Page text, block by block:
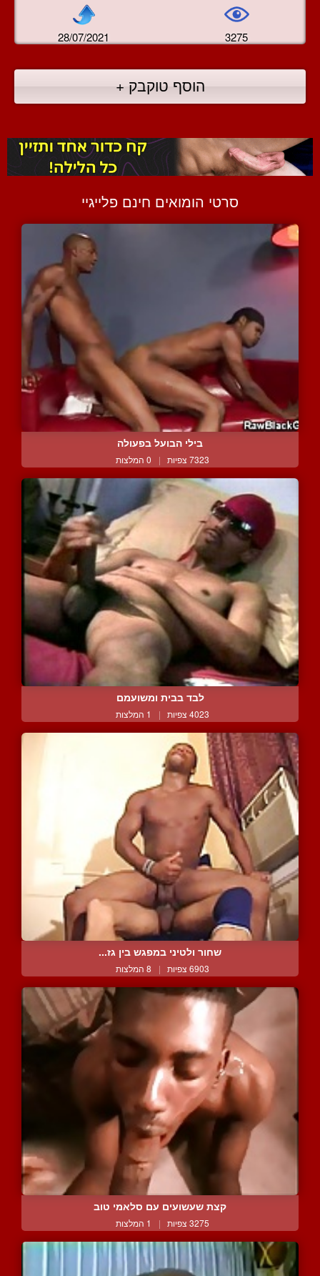
28/07/2021 3275
הוסף טוקבק +
סרטי הומואים חינם פלייגיי
בילי הבועל בפעולה
7323 צפיות | 0 המלצות
לבד בבית ומשועמם
4023 צפיות | 1 המלצות
שחור ולטיני במפגש בין גז...
6903 צפיות | 8 המלצות
קצת שעשועים עם סלאמי טוב
3275 צפיות | 1 המלצות